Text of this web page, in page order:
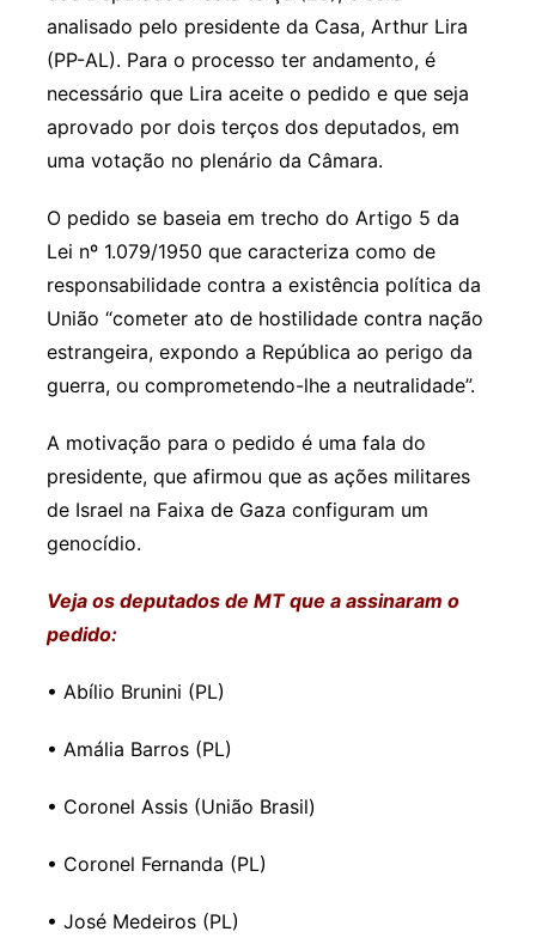
analisado pelo presidente da Casa, Arthur Lira
(PP-AL). Para o processo ter andamento, é
necessário que Lira aceite o pedido e que seja
aprovado por dois terços dos deputados, em
uma votação no plenário da Câmara.
O pedido se baseia em trecho do Artigo 5 da
Lei nº 1.079/1950 que caracteriza como de
responsabilidade contra a existência política da
União “cometer ato de hostilidade contra nação
estrangeira, expondo a República ao perigo da
guerra, ou comprometendo-lhe a neutralidade”.
A motivação para o pedido é uma fala do
presidente, que afirmou que as ações militares
de Israel na Faixa de Gaza configuram um
genocídio.
Veja os deputados de MT que a assinaram o
pedido:
• Abílio Brunini (PL)
• Amália Barros (PL)
• Coronel Assis (União Brasil)
• Coronel Fernanda (PL)
• José Medeiros (PL)